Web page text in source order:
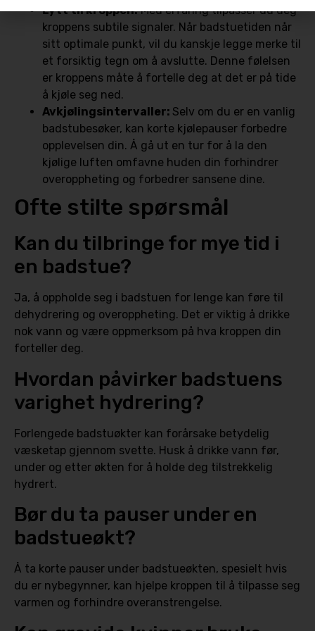
Lytt til kroppen:Med erfaring tilpasser du deg
kroppens subtile signaler. Når badstuetiden når
sitt optimale punkt, vil du kanskje legge merke til
et forsiktig tegn om å avslutte. Denne følelsen
er kroppens måte å fortelle deg at det er på tide
å kjøle seg ned.
Avkjølingsintervaller: Selv om du er en vanlig
badstubesøker, kan korte kjølepauser forbedre
opplevelsen din. Å gå ut en tur for å la den
kjølige luften omfavne huden din forhindrer
overoppheting og forbedrer sansene dine.
Ofte stilte spørsmål
Kan du tilbringe for mye tid i
en badstue?
Ja, å oppholde seg i badstuen for lenge kan føre til
dehydrering og overoppheting. Det er viktig å drikke
nok vann og være oppmerksom på hva kroppen din
forteller deg.
Hvordan påvirker badstuens
varighet hydrering?
Forlengede badstuøkter kan forårsake betydelig
væsketap gjennom svette. Husk å drikke vann før,
under og etter økten for å holde deg tilstrekkelig
hydrert.
Bør du ta pauser under en
badstueøkt?
Å ta korte pauser under badstueøkten, spesielt hvis
du er nybegynner, kan hjelpe kroppen til å tilpasse seg
varmen og forhindre overanstrengelse.